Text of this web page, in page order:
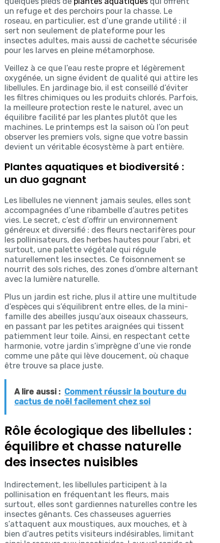
un refuge et des perchoirs pour la chasse. Le
roseau, en particulier, est d’une grande utilité : il
sert non seulement de plateforme pour les
insectes adultes, mais aussi de cachette sécurisée
pour les larves en pleine métamorphose.
Veillez à ce que l’eau reste propre et légèrement
oxygénée, un signe évident de qualité qui attire les
libellules. En jardinage bio, il est conseillé d’éviter
les filtres chimiques ou les produits chlorés. Parfois,
la meilleure protection reste le naturel, avec un
équilibre facilité par les plantes plutôt que les
machines. Le printemps est la saison où l’on peut
observer les premiers vols, signe que votre bassin
devient un véritable écosystème à part entière.
Plantes aquatiques et biodiversité :
un duo gagnant
Les libellules ne viennent jamais seules, elles sont
accompagnées d’une ribambelle d’autres petites
vies. Le secret, c’est d’offrir un environnement
généreux et diversifié : des fleurs nectarifères pour
les pollinisateurs, des herbes hautes pour l’abri, et
surtout, une palette végétale qui régule
naturellement les insectes. Ce foisonnement se
nourrit des sols riches, des zones d’ombre alternant
avec la lumière naturelle.
Plus un jardin est riche, plus il attire une multitude
d’espèces qui s’équilibrent entre elles, de la mini-
famille des abeilles jusqu’aux oiseaux chasseurs,
en passant par les petites araignées qui tissent
patiemment leur toile. Ainsi, en respectant cette
harmonie, votre jardin s’imprègne d’une vie ronde
comme une pâte qui lève doucement, où chaque
être trouve sa place juste.
A lire aussi : Comment réussir la bouture du
cactus de noël facilement chez soi
Rôle écologique des libellules :
équilibre et chasse naturelle
des insectes nuisibles
Indirectement, les libellules participent à la
pollinisation en fréquentant les fleurs, mais
surtout, elles sont gardiennes naturelles contre les
insectes gênants. Ces chasseuses aguerries
s’attaquent aux moustiques, aux mouches, et à
bien d’autres petits visiteurs indésirables, limitant